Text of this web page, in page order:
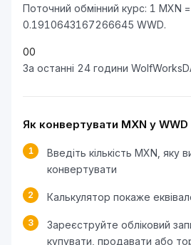
Поточний обмінний курс: 1 MXN =
0.1910643167266645 WWD.
00
За останні 24 години
Як конвертувати MXN у WWD
1
Введіть кількість MXN, яку
конвертувати
2 Калькулятор покаже
3
Зареєструйте обліковий
купувати, продавати або